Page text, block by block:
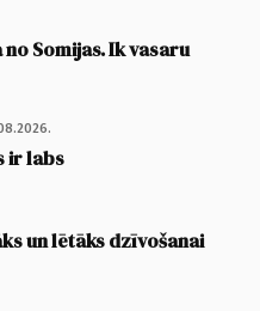
Somijas. Ik vasaru
ir labs
un lētāks dzīvošanai